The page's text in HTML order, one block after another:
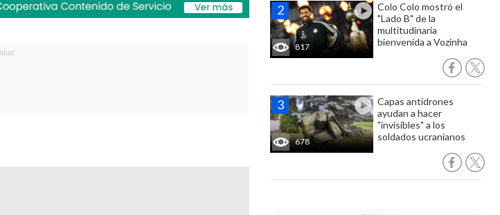
817
Colo Colo mostró el
"Lado B" de la
multitudinaria
bienvenida a Vozinha
678
Capas antidrones
ayudan a hacer
"invisibles" a los
soldados ucranianos